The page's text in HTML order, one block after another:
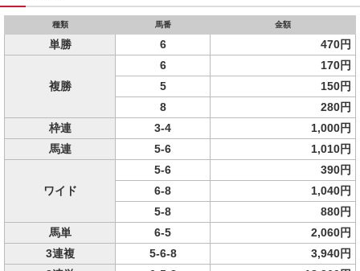
種類 馬番 金額
単勝 6 470円
複勝
6
170円
5
150円
8
280円
枠連
3-4
1,000円
馬連
5-6 1,010円
ワイド
5-6
390円
6-8
1,040円
5-8
880円
馬単
6-5
2,060円
3連複
5-6-8
3,940円